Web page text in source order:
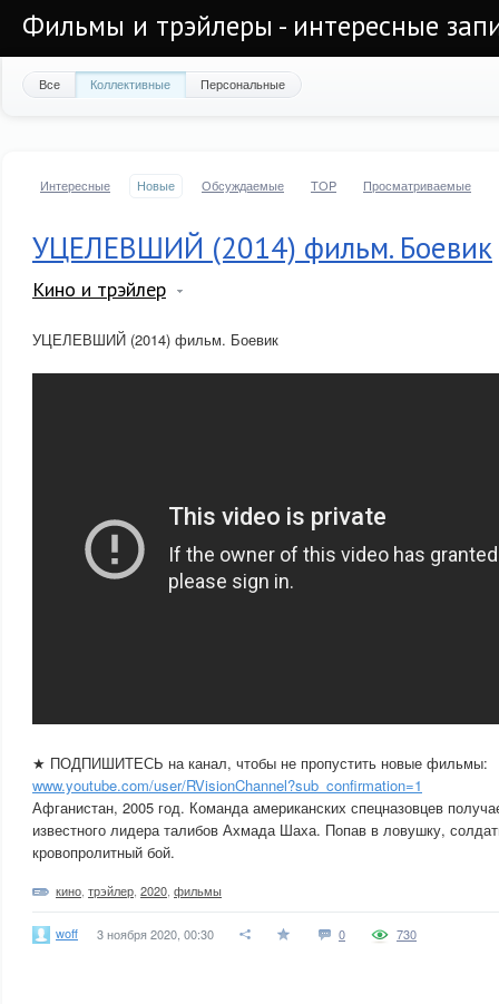
Фильмы и трэйлеры - интересные
Все Коллективные Персональные
Интересные Новые Обсуждаемые TOP Просматриваемые
УЦЕЛЕВШИЙ (2014) фильм. Боевик
Кино и трэйлер
УЦЕЛЕВШИЙ (2014) фильм. Боевик
★ ПОДПИШИТЕСЬ на канал, чтобы не пропустить новые фильмы:
www.youtube.com/user/RVisionChannel?sub_confirmation=1
Афганистан, 2005 год. Команда американских спецназовцев
известного лидера талибов Ахмада Шаха. Попав в ловушку,
кровопролитный бой.
кино трэйлер 2020 фильмы
woff 3 ноября 2020, 00:30 0 730